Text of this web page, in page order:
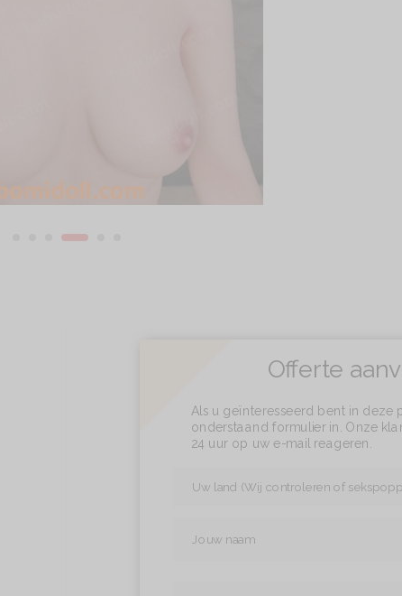
Offerte
Als u geïnteresseerd bent in deze
onderstaand formulier in. Onze
24 uur op uw e-mail reageren.